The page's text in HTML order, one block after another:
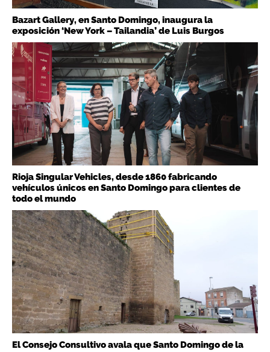
Bazart Gallery, en Santo Domingo, inaugura la
exposición ‘New York – Tailandia’ de Luis Burgos
Rioja Singular Vehicles, desde 1860 fabricando
vehículos únicos en Santo Domingo para clientes de
todo el mundo
El Consejo Consultivo avala que Santo Domingo de la